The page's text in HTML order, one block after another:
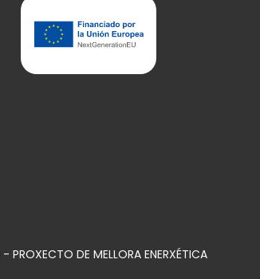
PROXECTO DE MELLORA ENERXÉTICA